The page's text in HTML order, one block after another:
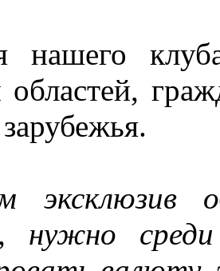
нашего
нужно